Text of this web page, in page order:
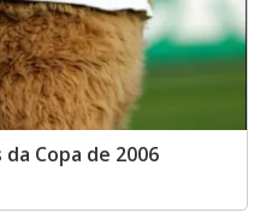
Copa de 2006